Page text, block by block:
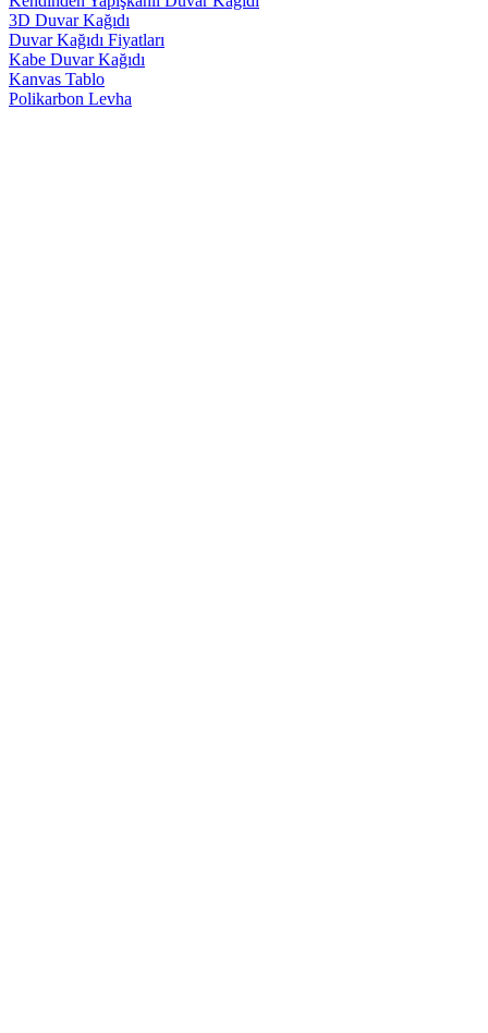
3D Duvar Kağıdı
Duvar Kağıdı Fiyatları
Kabe Duvar Kağıdı
Kanvas Tablo
Polikarbon Levha